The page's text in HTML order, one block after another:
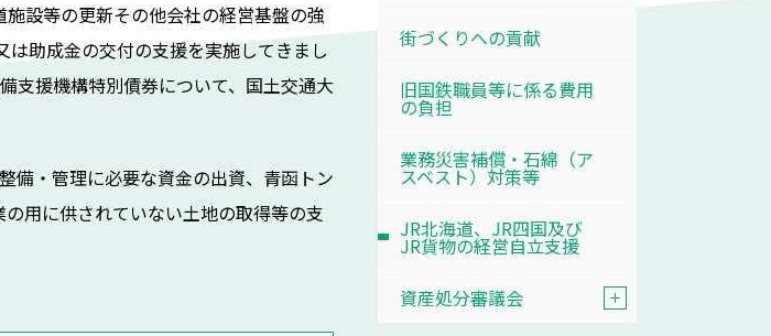
設等の更新その他会社の経営基盤の強
助成金の交付の支援を実施してきまし
支援機構特別債券について、国土交通大
備・管理に必要な資金の出資、青函トン
用に供されていない土地の取得等の支
街づくりへの貢献
旧国鉄職員等に係る費用
の負担
業務災害補償・石綿（ア
スベスト）対策等
JR北海道、JR四国及び
JR貨物の経営自立支援
資産処分審議会